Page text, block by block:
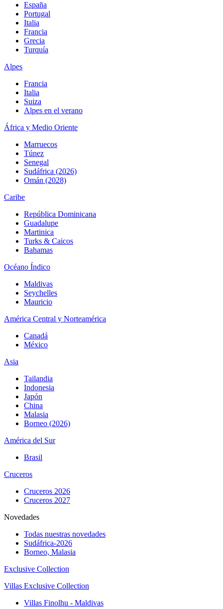
España
Portugal
Italia
Francia
Grecia
Turquía
Alpes
Francia
Italia
Suiza
Alpes en el verano
África y Medio Oriente
Marruecos
Túnez
Senegal
Sudáfrica (2026)
Omán (2028)
Caribe
República Dominicana
Guadalupe
Martinica
Turks & Caicos
Bahamas
Océano Índico
Maldivas
Seychelles
Mauricio
América Central y Norteamérica
Canadá
México
Asia
Tailandia
Indonesia
Japón
China
Malasia
Borneo (2026)
América del Sur
Brasil
Cruceros
Cruceros 2026
Cruceros 2027
Novedades
Todas nuestras novedades
Sudáfrica-2026
Borneo, Malasia
Exclusive Collection
Villas Exclusive Collection
Villas Finolhu - Maldivas